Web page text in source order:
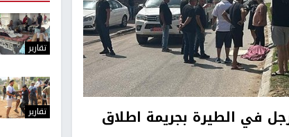
في الطيرة بجريمة اطلاق
تقارير
تقارير